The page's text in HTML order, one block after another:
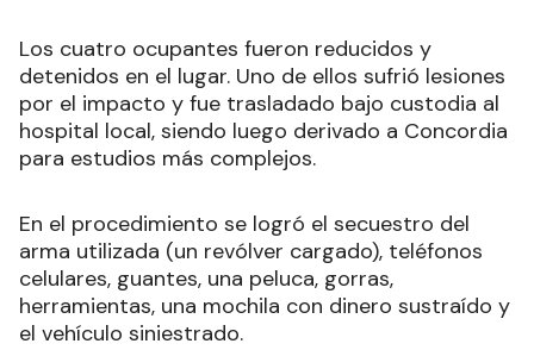
Los cuatro ocupantes fueron reducidos y
detenidos en el lugar. Uno de ellos sufrió lesiones
por el impacto y fue trasladado bajo custodia al
hospital local, siendo luego derivado a Concordia
para estudios más complejos.
En el procedimiento se logró el secuestro del
arma utilizada (un revólver cargado), teléfonos
celulares, guantes, una peluca, gorras,
herramientas, una mochila con dinero sustraído y
el vehículo siniestrado.